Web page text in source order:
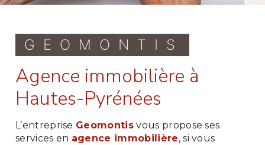
GEOMONTIS
agence immobilière à
Hautes-Pyrénées
L’entreprise Geomontis vous propose ses
services en agence immobilière, si vous